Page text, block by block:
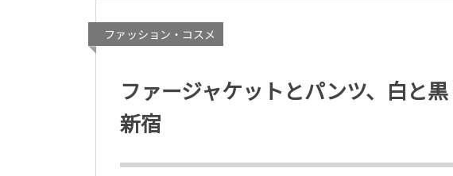
ファッション・コスメ
ファージャケットとパンツ、白と
新宿